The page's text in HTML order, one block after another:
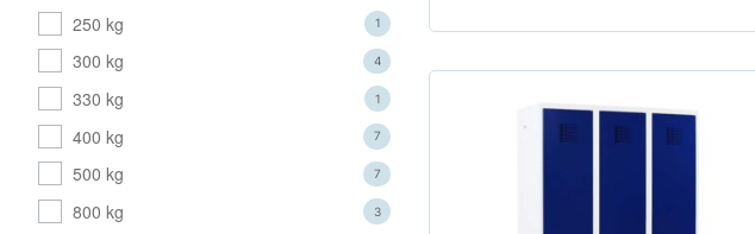
250 kg 1
300 kg 4
330 kg 1
400 kg 7
500 kg 7
800 kg 3